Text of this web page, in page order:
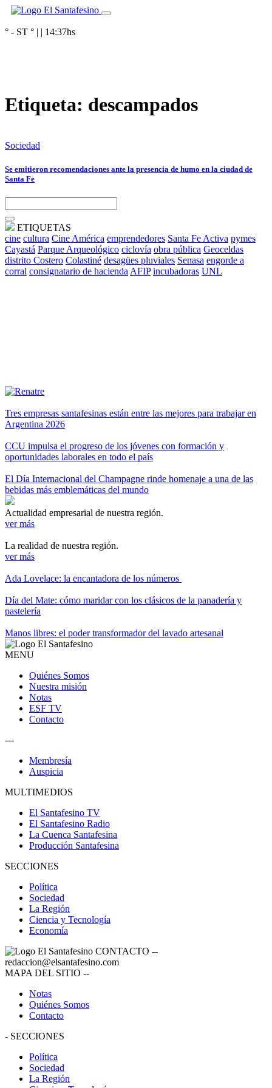
° - ST ° | | 14:37hs
Etiqueta: descampados
Sociedad
Se emitieron recomendaciones ante la presencia de humo en la ciudad de
Santa Fe
ETIQUETAS
cine cultura Cine América emprendedores Santa Fe Activa pymes
Cayastá Parque Arqueológico ciclovía obra pública Geoceldas
distrito Costero Colastiné desagües pluviales Senasa engorde a
corral consignatario de hacienda AFIP incubadoras UNL
Tres empresas santafesinas están entre las mejores para trabajar en
Argentina 2026
CCU impulsa el progreso de los jóvenes con formación y
oportunidades laborales en todo el país
El Día Internacional del Champagne rinde homenaje a una de las
bebidas más emblemáticas del mundo
Actualidad empresarial de nuestra región.
ver más
La realidad de nuestra región.
ver más
Ada Lovelace: la encantadora de los números
Día del Mate: cómo maridar con los clásicos de la panadería y
pastelería
Manos libres: el poder transformador del lavado artesanal
MENU
Quiénes Somos
Nuestra misión
Notas
ESF TV
Contacto
---
Membresía
Auspicia
MULTIMEDIOS
El Santafesino TV
El Santafesino Radio
La Cuenca Santafesina
Producción Santafesina
SECCIONES
Política
Sociedad
La Región
Ciencia y Tecnología
Economía
CONTACTO --
redaccion@elsantafesino.com
MAPA DEL SITIO --
Notas
Quiénes Somos
Contacto
- SECCIONES
Política
Sociedad
La Región